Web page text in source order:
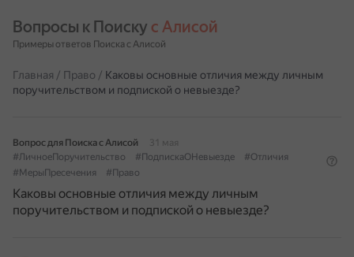
Вопросы к Поиску с Алисой
Примеры ответов Поиска с Алисой
Главная / Право / Каковы основные отличия между личным
поручительством и подпиской о невыезде?
Вопрос для Поиска с Алисой
31 мая
#ЛичноеПоручительство
#ПодпискаОНевыезде
#Отличия
#МерыПресечения
#Право
Каковы основные отличия между личным
поручительством и подпиской о невыезде?